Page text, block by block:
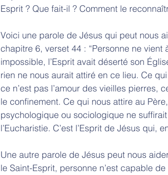
Esprit ? Que fait-il ? Comment le
Voici une parole de Jésus qui peut nous
chapitre 6, verset 44 : “Personne ne vient
impossible, l’Esprit avait déserté son
rien ne nous aurait attiré en ce lieu. Ce
ce n’est pas l’amour des vieilles pierres,
le confinement. Ce qui nous attire au
psychologique ou sociologique ne
l’Eucharistie. C’est l’Esprit de Jésus qui,
Une autre parole de Jésus peut nous
le Saint-Esprit, personne n’est capable